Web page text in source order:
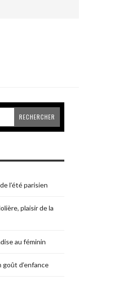
l’été parisien
plaisir de la
au féminin
goût d’enfance